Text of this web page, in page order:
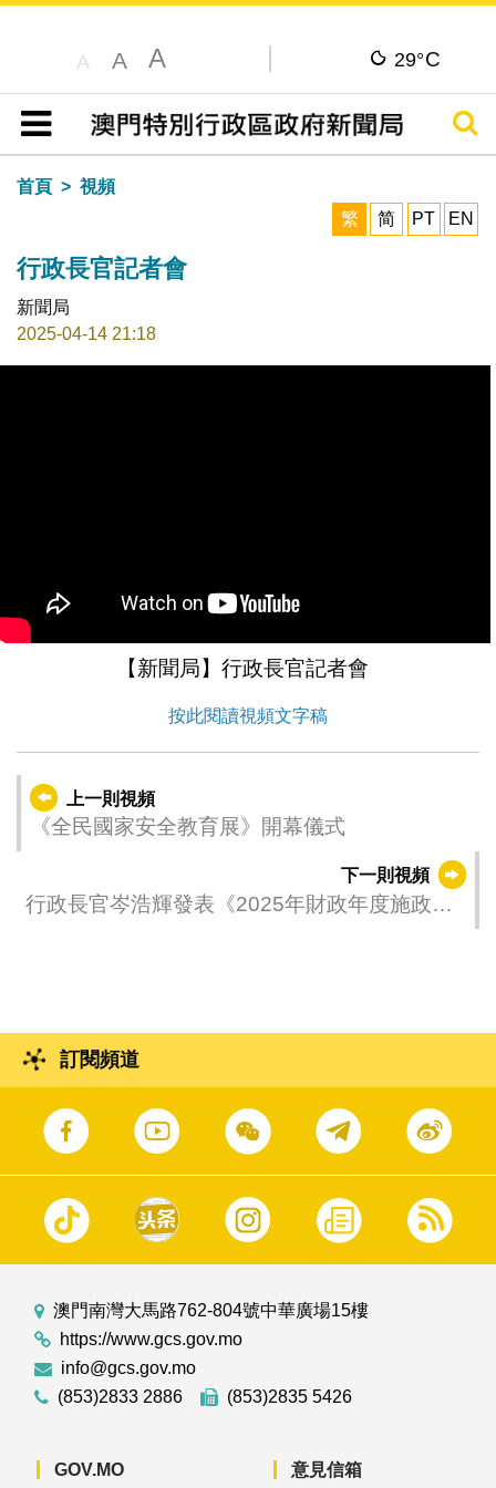
A A A 29°C
目錄
搜尋
首頁
視頻
繁
简 PT EN
行政長官記者會
新聞局
2025-04-14 21:18
【新聞局】行政長官記者會
按此閱讀視頻文字稿
上一則視頻
《全民國家安全教育展》開幕儀式
下一則視頻
行政長官岑浩輝發表《2025年財政年度施政報
訂閱頻道
澳門南灣大馬路762-804號中華廣場15樓
https://www.gcs.gov.mo
info@gcs.gov.mo
(853)2833 2886
(853)2835 5426
GOV.MO 意見信箱